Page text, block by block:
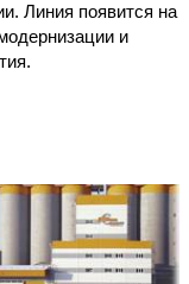
Линия появится на
и